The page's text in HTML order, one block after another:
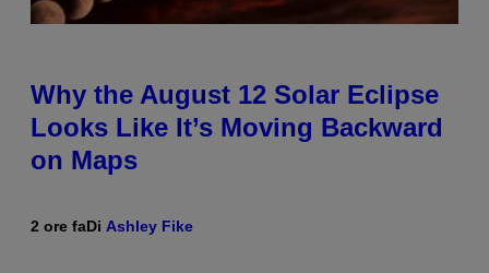
Why the August 12 Solar Eclipse
Looks Like It’s Moving Backward
on Maps
2 ore faDi Ashley Fike